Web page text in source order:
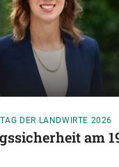
DER LANDWIRTE 2026
am